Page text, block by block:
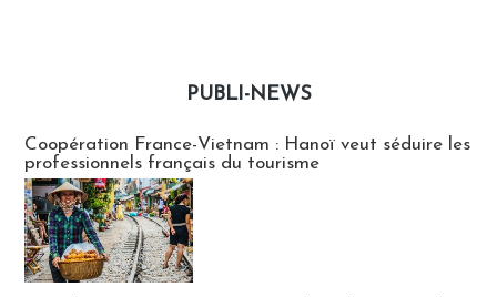
PUBLI-NEWS
Coopération France-Vietnam : Hanoï veut séduire les
professionnels français du tourisme